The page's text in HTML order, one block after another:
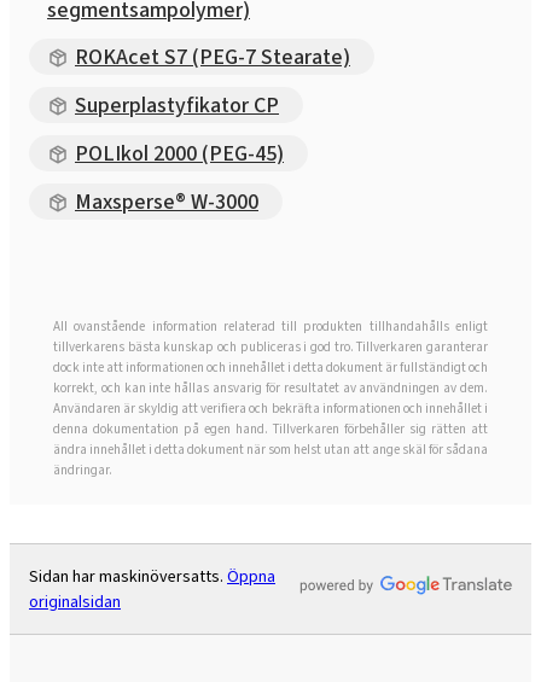
segmentsampolymer)
ROKAcet S7 (PEG-7 Stearate)
Superplastyfikator CP
POLIkol 2000 (PEG-45)
Maxsperse® W-3000
All ovanstående information relaterad till produkten tillhandahålls enligt
tillverkarens bästa kunskap och publiceras i god tro. Tillverkaren garanterar
dock inte att informationen och innehållet i detta dokument är fullständigt och
korrekt, och kan inte hållas ansvarig för resultatet av användningen av dem.
Användaren är skyldig att verifiera och bekräfta informationen och innehållet i
denna dokumentation på egen hand. Tillverkaren förbehåller sig rätten att
ändra innehållet i detta dokument när som helst utan att ange skäl för sådana
ändringar.
Sidan har maskinöversatts. Öppna
originalsidan